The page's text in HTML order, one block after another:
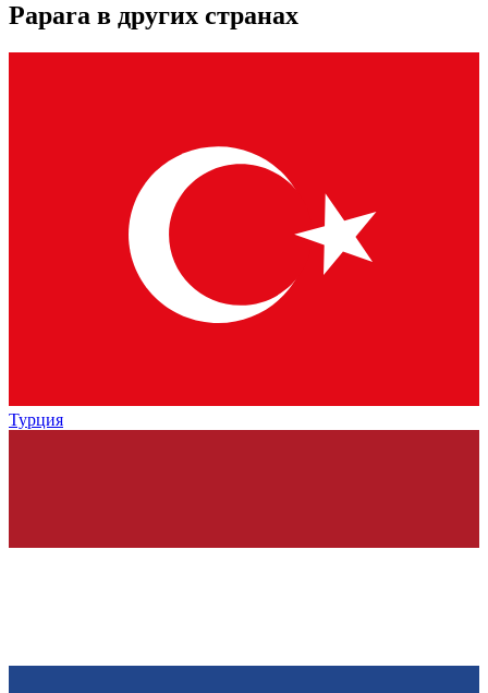
Papara в других странах
Турция